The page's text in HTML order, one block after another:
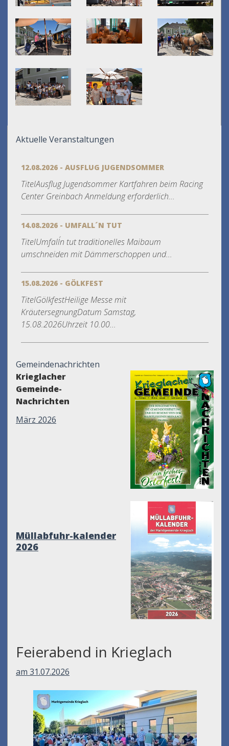
Aktuelle Veranstaltungen
12.08.2026 - AUSFLUG JUGENDSOMMER
TitelAusflug Jugendsommer Kartfahren beim Racing
Center Greinbach Anmeldung erforderlich...
14.08.2026 - UMFALL´N TUT
TitelUmfall´n tut traditionelles Maibaum
umschneiden mit Dämmerschoppen und...
15.08.2026 - GÖLKFEST
TitelGölkfestHeilige Messe mit
KräutersegnungDatum Samstag,
15.08.2026Uhrzeit 10.00...
Gemeindenachrichten
Krieglacher
Gemeinde-
Nachrichten
März 2026
Müllabfuhr-kalender
2026
Feierabend in Krieglach
am 31.07.2026